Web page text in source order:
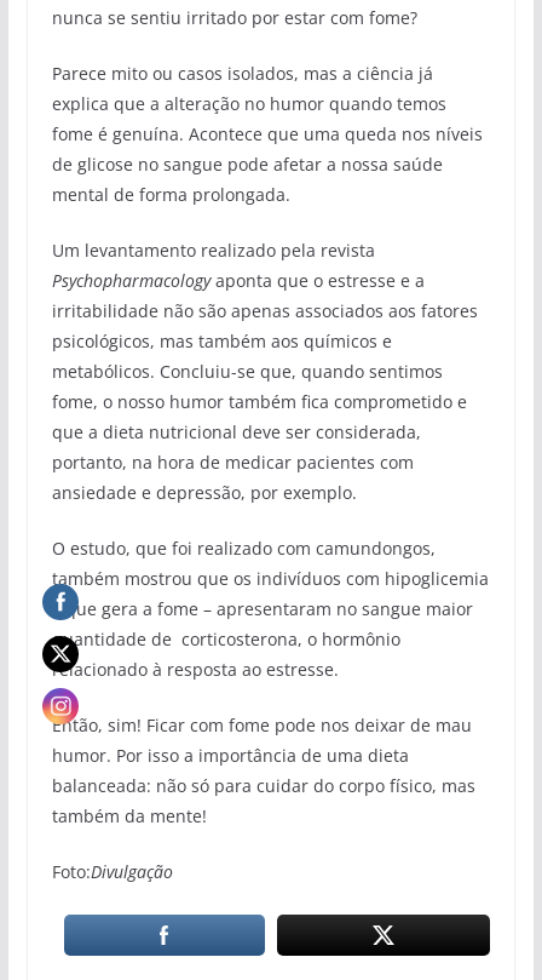
nunca se sentiu irritado por estar com fome?
Parece mito ou casos isolados, mas a ciência já
explica que a alteração no humor quando temos
fome é genuína. Acontece que uma queda nos níveis
de glicose no sangue pode afetar a nossa saúde
mental de forma prolongada.
Um levantamento realizado pela revista
Psychopharmacologyaponta que o estresse e a
irritabilidade não são apenas associados aos fatores
psicológicos, mas também aos químicos e
metabólicos. Concluiu-se que, quando sentimos
fome, o nosso humor também fica comprometido e
que a dieta nutricional deve ser considerada,
portanto, na hora de medicar pacientes com
ansiedade e depressão, por exemplo.
O estudo, que foi realizado com camundongos,
também mostrou que os indivíduos com hipoglicemia
– que gera a fome – apresentaram no sangue maior
quantidade de corticosterona, o hormônio
relacionado à resposta ao estresse.
Então, sim! Ficar com fome pode nos deixar de mau
humor. Por isso a importância de uma dieta
balanceada: não só para cuidar do corpo físico, mas
também da mente!
Foto:Divulgação